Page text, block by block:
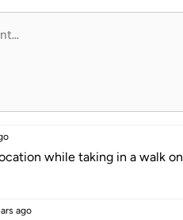
while taking in a walk
ago